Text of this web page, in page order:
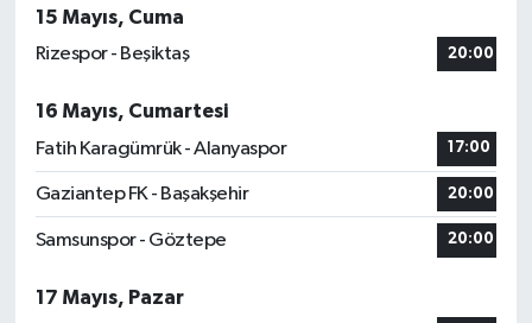
15 Mayıs, Cuma
Rizespor - Beşiktaş
20:00
16 Mayıs, Cumartesi
Fatih Karagümrük - Alanyaspor
17:00
Gaziantep FK - Başakşehir 20:00
Samsunspor - Göztepe 20:00
17 Mayıs, Pazar